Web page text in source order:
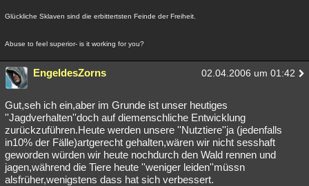
Glückliche Sklaven sind die erbittertsten Feinde der Freiheit.
Abuse to feel superior- is it working for you?
EngeldesZorns 02.04.2006 um 01:42
Gut,seh ich ein,aber im Grunde ist unser heutiges
''Jagdverhalten''doch auf diemenschliche Entwicklung
zurückzuführen.Heute werden unsere ''Nutztiere''ja (jedenfalls
in10% der Fälle)artgerecht gehalten,wären wir nicht sesshaft
geworden würden wir heute nochdurch den Wald rennen und
jagen,während die Tiere heute ''weniger leiden''müssn
alsfrüher,wenigstens dass hat sich verbessert.